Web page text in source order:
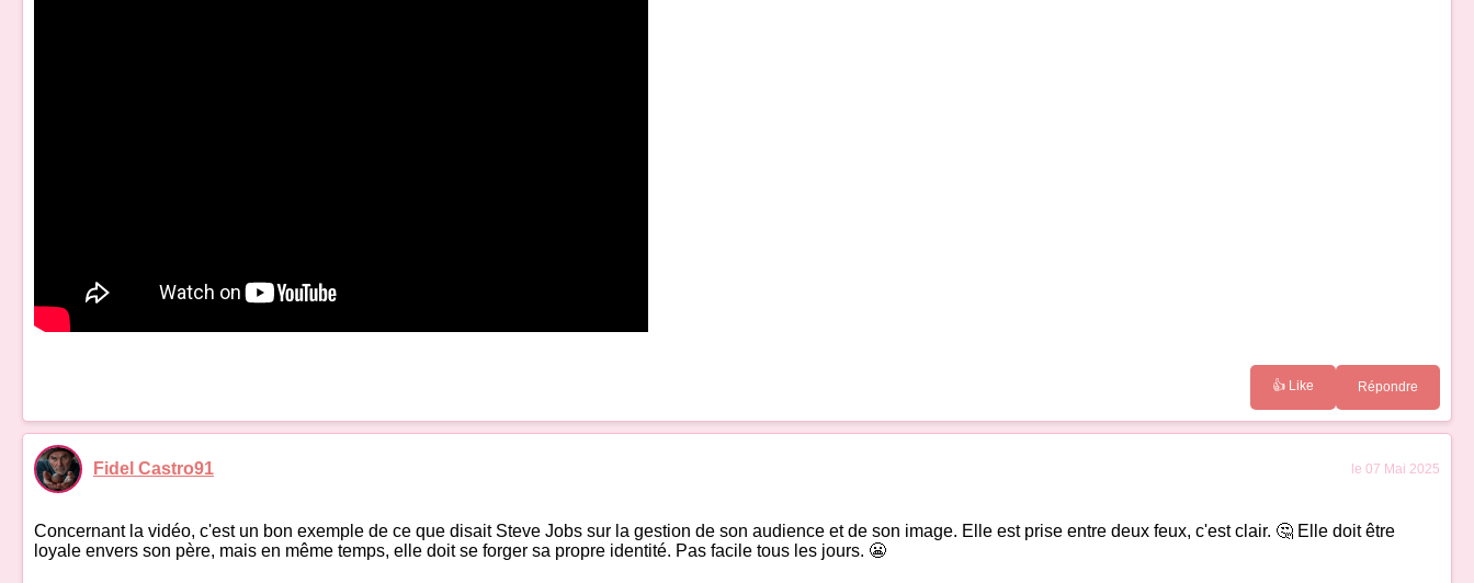
👍 Like Répondre
Fidel Castro91 le 07 Mai 2025
Concernant la vidéo, c'est un bon exemple de ce que disait Steve Jobs sur la gestion de son audience et de son image. Elle est prise entre deux feux, c'est clair. 🤔 Elle doit être
loyale envers son père, mais en même temps, elle doit se forger sa propre identité. Pas facile tous les jours. 😬